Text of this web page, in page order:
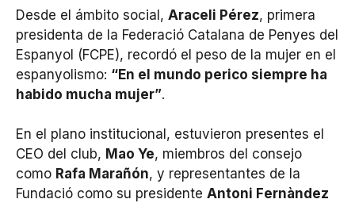
Desde el ámbito social, Araceli Pérez, primera
presidenta de la Federació Catalana de Penyes del
Espanyol (FCPE), recordó el peso de la mujer en el
espanyolismo: “En el mundo perico siempre ha
habido mucha mujer”.
En el plano institucional, estuvieron presentes el
CEO del club, Mao Ye, miembros del consejo
como Rafa Marañón, y representantes de la
Fundació como su presidente Antoni Fernàndez